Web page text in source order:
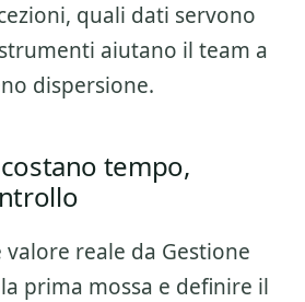
quali dati servono
aiutano il team a
dispersione.
tempo,
valore reale da Gestione
prima mossa e definire il